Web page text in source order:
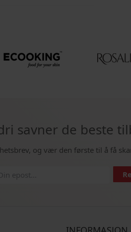
savner de beste
og vær den første til å få